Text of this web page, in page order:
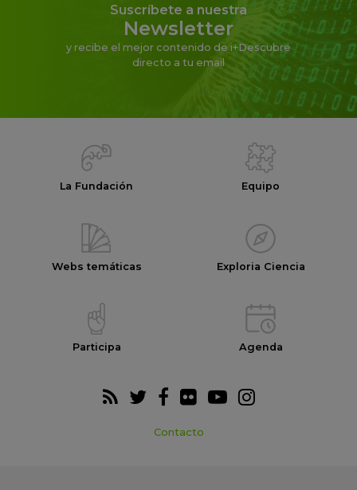
Suscríbete a nuestra
Newsletter
y recibe el mejor contenido de i+Descubre
directo a tu email
La Fundación Equipo
Webs temáticas Exploria Ciencia
Participa Agenda
Contacto